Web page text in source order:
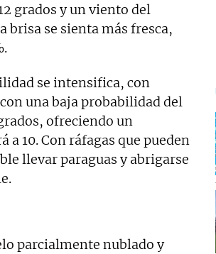
grados y un viento del
brisa se sienta más fresca,
se intensifica, con
una baja probabilidad del
ofreciendo un
a 10. Con ráfagas que pueden
llevar paraguas y abrigarse
parcialmente nublado y